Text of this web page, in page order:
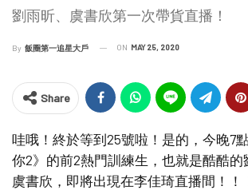
劉雨昕、虞書欣第一次帶貨直播！
By 飯圈第一追星大戶 ON MAY 25, 2020
Share
哇哦！終於等到25號啦！是的，今晚7
你2》的前2熱門訓練生，也就是酷酷的
虞書欣，即將出現在李佳琦直播間！！